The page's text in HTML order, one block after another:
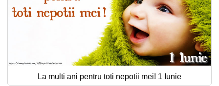
La multi ani pentru toti nepotii mei! 1 Iunie